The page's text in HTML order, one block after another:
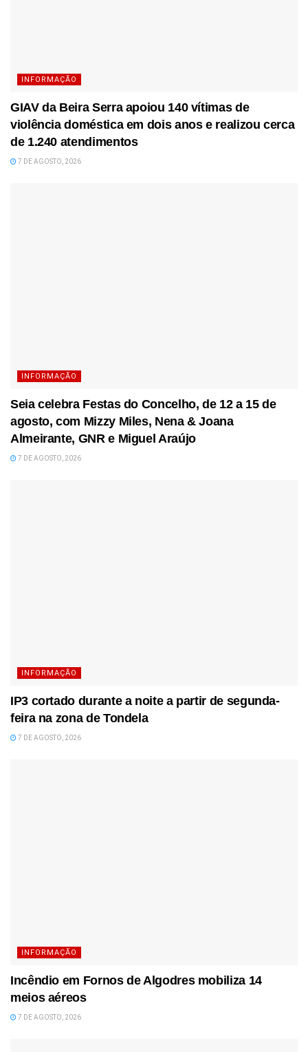
INFORMAÇÃO
GIAV da Beira Serra apoiou 140 vítimas de
violência doméstica em dois anos e realizou cerca
de 1.240 atendimentos
7 DE AGOSTO, 2026
INFORMAÇÃO
Seia celebra Festas do Concelho, de 12 a 15 de
agosto, com Mizzy Miles, Nena & Joana
Almeirante, GNR e Miguel Araújo
7 DE AGOSTO, 2026
INFORMAÇÃO
IP3 cortado durante a noite a partir de segunda-
feira na zona de Tondela
7 DE AGOSTO, 2026
INFORMAÇÃO
Incêndio em Fornos de Algodres mobiliza 14
meios aéreos
7 DE AGOSTO, 2026